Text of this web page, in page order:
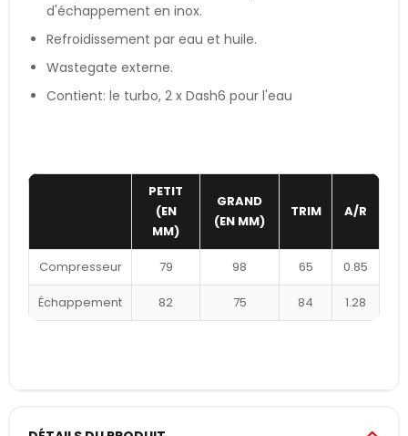
d'échappement en inox.
Refroidissement par eau et huile.
Wastegate externe.
Contient: le turbo, 2 x Dash6 pour l'eau
PETIT
(EN
MM)
GRAND
(EN MM)
TRIM A/R
Compresseur 79 98 65 0.85
Échappement 82 75 84 1.28